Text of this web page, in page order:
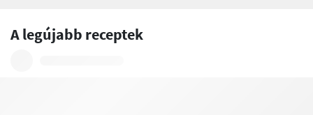
A legújabb receptek